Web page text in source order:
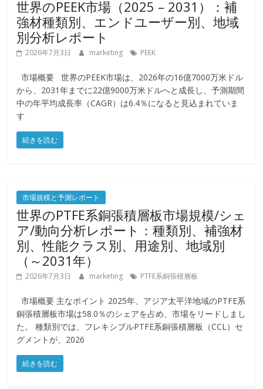
世界のPEEK市場（2025 – 2031）：補
強材種類別、エンドユーザー別、地域
別分析レポート
2026年7月3日 marketing PEEK
市場概要 世界のPEEK市場は、2026年の16億7000万米ドル
から、2031年までに22億9000万米ドルへと成長し、予測期間
中の年平均成長率（CAGR）は6.4％になると見込まれていま
す
続きを読む
市場規模と予測レポート
世界のPTFE系銅張積層板市場規模/シェ
ア/動向分析レポート：種類別、補強材
別、性能クラス別、用途別、地域別
（～2031年）
2026年7月3日 marketing PTFE系銅張積層板
市場概要 主なポイント 2025年、アジア太平洋地域のPTFE系
銅張積層板市場は58.0％のシェアを占め、市場をリードしまし
た。 種類別では、フレキシブルPTFE系銅張積層板（CCL）セ
グメントが、2026
続きを読む